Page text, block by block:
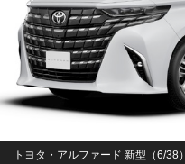
トヨタ・アルファード 新型（6/38）